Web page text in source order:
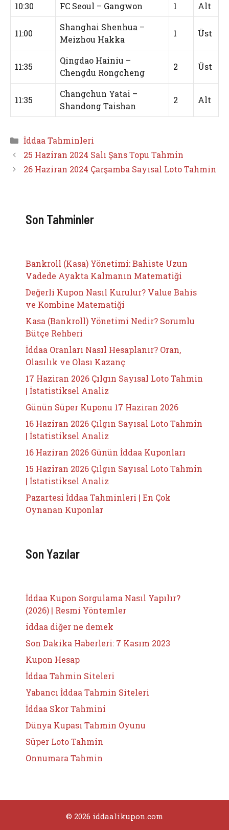
10:30 FC Seoul – Gangwon 1 Alt
11:00
Shanghai Shenhua –
Meizhou Hakka
1 Üst
11:35
Qingdao Hainiu –
Chengdu Rongcheng
2 Üst
11:35
Changchun Yatai –
Shandong Taishan
2 Alt
Kategoriler
İddaa Tahminleri
25 Haziran 2024 Salı Şans Topu Tahmin
26 Haziran 2024 Çarşamba Sayısal Loto Tahmin
Son Tahminler
Bankroll (Kasa) Yönetimi: Bahiste Uzun
Vadede Ayakta Kalmanın Matematiği
Değerli Kupon Nasıl Kurulur? Value Bahis
ve Kombine Matematiği
Kasa (Bankroll) Yönetimi Nedir? Sorumlu
Bütçe Rehberi
İddaa Oranları Nasıl Hesaplanır? Oran,
Olasılık ve Olası Kazanç
17 Haziran 2026 Çılgın Sayısal Loto Tahmin
| İstatistiksel Analiz
Günün Süper Kuponu 17 Haziran 2026
16 Haziran 2026 Çılgın Sayısal Loto Tahmin
| İstatistiksel Analiz
16 Haziran 2026 Günün İddaa Kuponları
15 Haziran 2026 Çılgın Sayısal Loto Tahmin
| İstatistiksel Analiz
Pazartesi İddaa Tahminleri | En Çok
Oynanan Kuponlar
Son Yazılar
İddaa Kupon Sorgulama Nasıl Yapılır?
(2026) | Resmi Yöntemler
iddaa diğer ne demek
Son Dakika Haberleri: 7 Kasım 2023
Kupon Hesap
İddaa Tahmin Siteleri
Yabancı İddaa Tahmin Siteleri
İddaa Skor Tahmini
Dünya Kupası Tahmin Oyunu
Süper Loto Tahmin
Onnumara Tahmin
© 2026 iddaalikupon.com